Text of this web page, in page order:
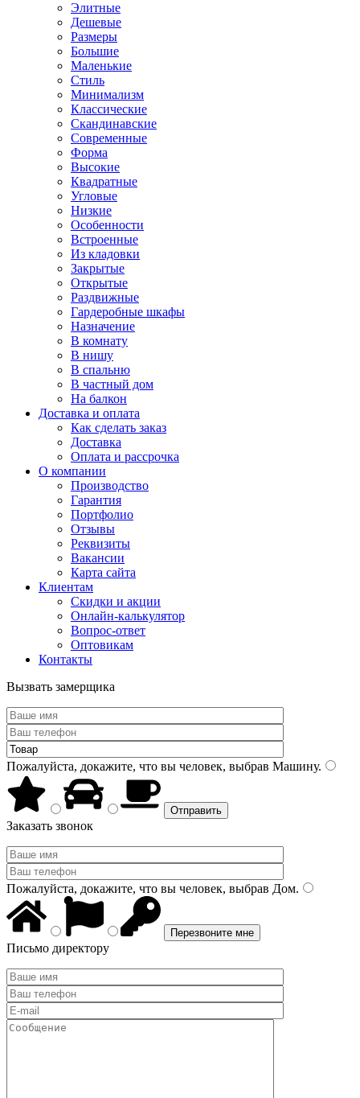
Элитные
Дешевые
Размеры
Большие
Маленькие
Стиль
Минимализм
Классические
Скандинавские
Современные
Форма
Высокие
Квадратные
Угловые
Низкие
Особенности
Встроенные
Из кладовки
Закрытые
Открытые
Раздвижные
Гардеробные шкафы
Назначение
В комнату
В нишу
В спальню
В частный дом
На балкон
Доставка и оплата
Как сделать заказ
Доставка
Оплата и рассрочка
О компании
Производство
Гарантия
Портфолио
Отзывы
Реквизиты
Вакансии
Карта сайта
Клиентам
Скидки и акции
Онлайн-калькулятор
Вопрос-ответ
Оптовикам
Контакты
Вызвать замерщика
Пожалуйста, докажите, что вы человек, выбрав Машину.
Заказать звонок
Пожалуйста, докажите, что вы человек, выбрав Дом.
Письмо директору